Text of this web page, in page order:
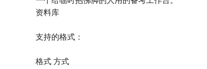
资料库
支持的格式：
格式 方式